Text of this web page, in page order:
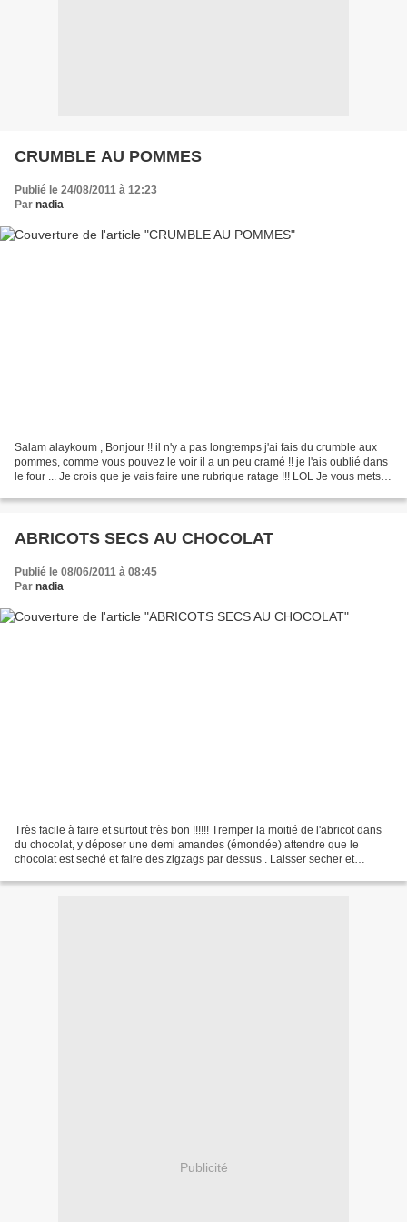
CRUMBLE AU POMMES
Publié le 24/08/2011 à 12:23
Par nadia
Salam alaykoum , Bonjour !! il n'y a pas longtemps j'ai fais du crumble aux
pommes, comme vous pouvez le voir il a un peu cramé !! je l'ais oublié dans
le four ... Je crois que je vais faire une rubrique ratage !!! LOL Je vous mets la
ABRICOTS SECS AU CHOCOLAT
Publié le 08/06/2011 à 08:45
Par nadia
Très facile à faire et surtout très bon !!!!!! Tremper la moitié de l'abricot dans
du chocolat, y déposer une demi amandes (émondée) attendre que le
chocolat est seché et faire des zigzags par dessus . Laisser secher et
Publicité